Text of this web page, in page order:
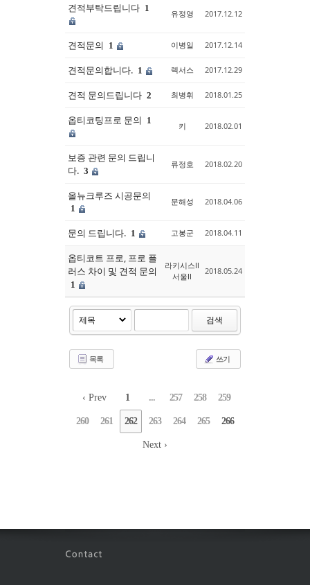
견적부탁드립니다 1
유정영 2017.12.12
견적문의 1 이병일 2017.12.14
견적문의합니다. 1 렉서스 2017.12.29
견적 문의드립니다 2 최병휘 2018.01.25
옵티코팅프로 문의 1
키 2018.02.01
보증 관련 문의 드립니
다. 3
류정호 2018.02.20
올뉴크루즈 시공문의
1
문해성 2018.04.06
문의 드립니다. 1 고봉군 2018.04.11
옵티코트 프로, 프로 플
러스 차이 및 견적 문의
1
라키시스ll
서울ll
2018.05.24
검색
목록 쓰기
‹ Prev 1 ... 257 258 259
260 261 262 263 264 265 266
Next ›